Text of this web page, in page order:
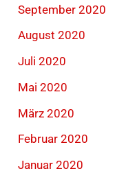
September 2020
August 2020
Juli 2020
Mai 2020
März 2020
Februar 2020
Januar 2020